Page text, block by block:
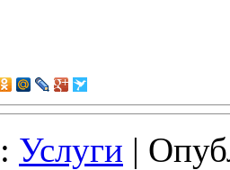
: Услуги |